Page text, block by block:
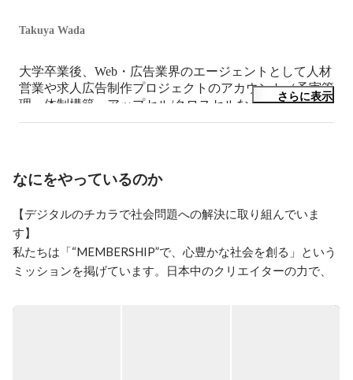
Takuya Wada
大学卒業後、Web・広告業界のエージェントとして人材
営業や求人広告制作プロジェクトのアカウント（予実管
理、体制構築、アップセル/クロスセルなど）を担当。
その後、ECマーケター（消費財メーカーのD2Cストア
の採用業務に従事。
さらに表示
なにをやっているのか
【デジタルのチカラで社会問題への解決に取り組んでいま
す】
私たちは「“MEMBERSHIP”で、心豊かな社会を創る」という
ミッションを掲げています。日本中のクリエイターの力で、
続可能な社会への変革をリードします。